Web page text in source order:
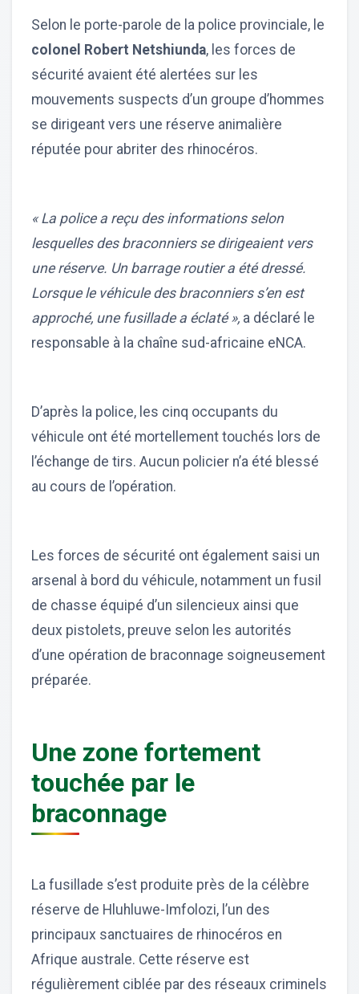
Selon le porte-parole de la police provinciale, le
colonel Robert Netshiunda, les forces de
sécurité avaient été alertées sur les
mouvements suspects d’un groupe d’hommes
se dirigeant vers une réserve animalière
réputée pour abriter des rhinocéros.
« La police a reçu des informations selon
lesquelles des braconniers se dirigeaient vers
une réserve. Un barrage routier a été dressé.
Lorsque le véhicule des braconniers s’en est
approché, une fusillade a éclaté », a déclaré le
responsable à la chaîne sud-africaine eNCA.
D’après la police, les cinq occupants du
véhicule ont été mortellement touchés lors de
l’échange de tirs. Aucun policier n’a été blessé
au cours de l’opération.
Les forces de sécurité ont également saisi un
arsenal à bord du véhicule, notamment un fusil
de chasse équipé d’un silencieux ainsi que
deux pistolets, preuve selon les autorités
d’une opération de braconnage soigneusement
préparée.
Une zone fortement
touchée par le
braconnage
La fusillade s’est produite près de la célèbre
réserve de Hluhluwe-Imfolozi, l’un des
principaux sanctuaires de rhinocéros en
Afrique australe. Cette réserve est
régulièrement ciblée par des réseaux criminels